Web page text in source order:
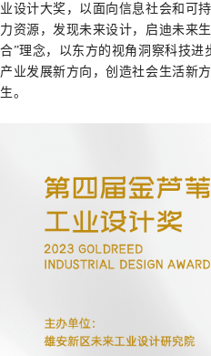
业设计大奖，以面向信息社会和可
力资源，发现未来设计，启迪未来
合”理念，以东方的视角洞察科技
产业发展新方向，创造社会生活新
生。